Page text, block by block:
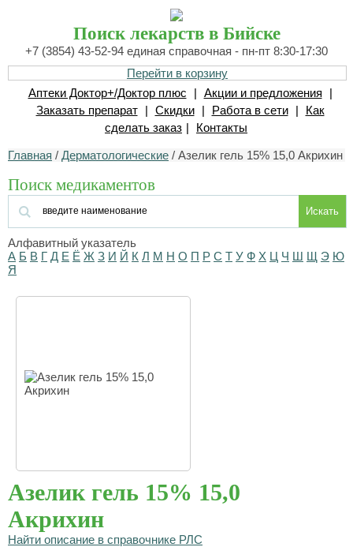
Поиск лекарств в Бийске
+7 (3854) 43-52-94 единая справочная - пн-пт 8:30-17:30
Перейти в корзину
Аптеки Доктор+/Доктор плюс
| Акции и предложения
|
Заказать препарат
| Скидки | Работа в сети |
Как
сделать заказ | Контакты
Главная / Дерматологические / Азелик гель 15% 15,0 Акрихин
Поиск медикаментов
Искать
Алфавитный указатель
А Б В Г Д Е Ё Ж З И Й К Л М Н О П Р С Т У Ф Х Ц Ч Ш Щ Э Ю
Я
Азелик гель 15% 15,0
Акрихин
Найти описание в справочнике РЛС